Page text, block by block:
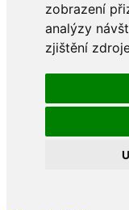
zobrazení
analýzy
zjištění